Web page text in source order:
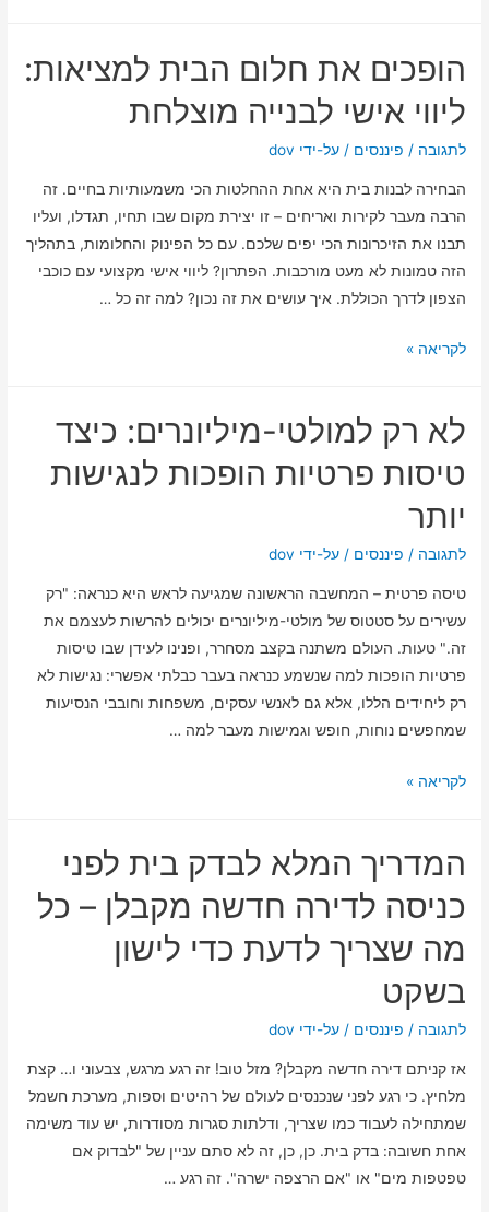
לויזה
לארה"ב:
מדריך
צעד
הופכים את חלום הבית למציאות:
ליווי אישי לבנייה מוצלחת
לתגובה / פיננסים / על-ידי dov
הבחירה לבנות בית היא אחת ההחלטות הכי משמעותיות בחיים. זה
הרבה מעבר לקירות ואריחים – זו יצירת מקום שבו תחיו, תגדלו, ועליו
תבנו את הזיכרונות הכי יפים שלכם. עם כל הפינוק והחלומות, בתהליך
הזה טמונות לא מעט מורכבות. הפתרון? ליווי אישי מקצועי עם כוכבי
הצפון לדרך הכוללת. איך עושים את זה נכון? למה זה כל …
הופכים
הבית
ליווי
אישי
לקריאה »
לא רק למולטי-מיליונרים: כיצד
טיסות פרטיות הופכות לנגישות
יותר
לתגובה / פיננסים / על-ידי dov
טיסה פרטית – המחשבה הראשונה שמגיעה לראש היא כנראה: "רק
עשירים על סטטוס של מולטי-מיליונרים יכולים להרשות לעצמם את
זה." טעות. העולם משתנה בקצב מסחרר, ופנינו לעידן שבו טיסות
פרטיות הופכות למה שנשמע כנראה בעבר כבלתי אפשרי: נגישות לא
רק ליחידים הללו, אלא גם לאנשי עסקים, משפחות וחובבי הנסיעות
שמחפשים נוחות, חופש וגמישות מעבר למה …
לא
כיצד
פרטיות
הופכות
יותר
לקריאה »
המדריך המלא לבדק בית לפני
כניסה לדירה חדשה מקבלן – כל
מה שצריך לדעת כדי לישון
בשקט
לתגובה / פיננסים / על-ידי dov
אז קניתם דירה חדשה מקבלן? מזל טוב! זה רגע מרגש, צבעוני ו… קצת
מלחיץ. כי רגע לפני שנכנסים לעולם של רהיטים וספות, מערכת חשמל
שמתחילה לעבוד כמו שצריך, ודלתות סגרות מסודרות, יש עוד משימה
אחת חשובה: בדק בית. כן, כן, זה לא סתם עניין של "לבדוק אם
טפטפות מים" או "אם הרצפה ישרה". זה רגע …